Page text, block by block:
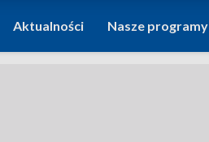
Aktualności Nasze programy